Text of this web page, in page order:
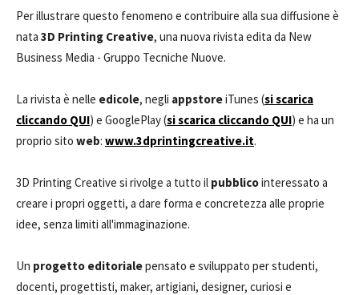
Per illustrare questo fenomeno e contribuire alla sua diffusione è
nata 3D Printing Creative, una nuova rivista edita da New
Business Media - Gruppo Tecniche Nuove.
La rivista è nelle edicole, negli appstoreiTunes (si scarica
cliccando QUI) e GooglePlay (si scarica cliccando QUI) e ha un
proprio sito web: www.3dprintingcreative.it.
3D Printing Creative si rivolge a tutto il pubblicointeressato a
creare i propri oggetti, a dare forma e concretezza alle proprie
idee, senza limiti all'immaginazione.
Un progetto editorialepensato e sviluppato per studenti,
docenti, progettisti, maker, artigiani, designer, curiosi e